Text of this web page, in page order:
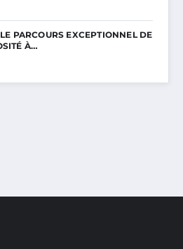
PARCOURS EXCEPTIONNEL DE
À…